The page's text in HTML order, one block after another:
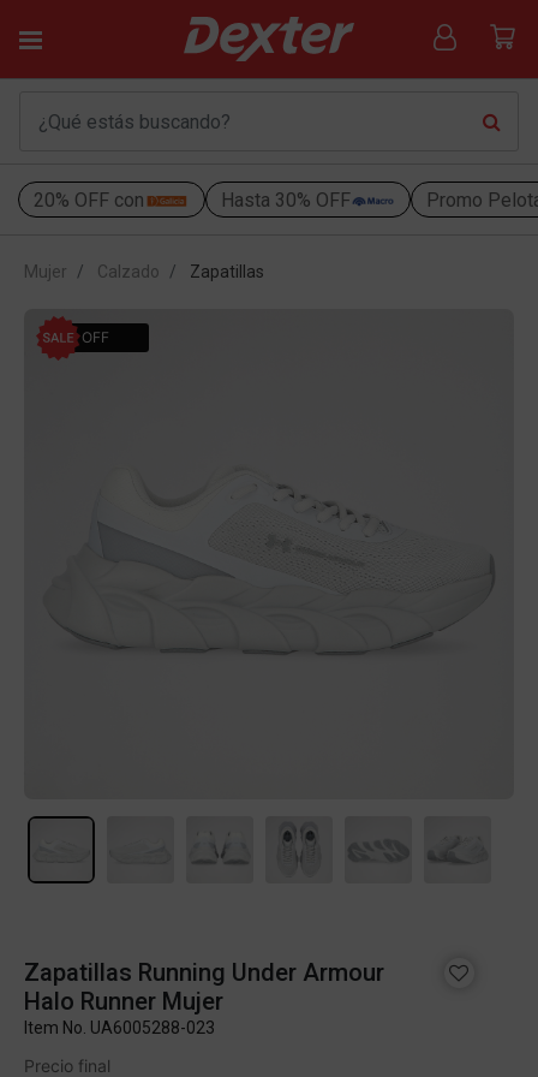
20% OFF con Hasta 30% OFF Promo
Mujer Calzado Zapatillas
20% OFF
Zapatillas Running Under Armour
Halo Runner Mujer
Item No. UA6005288-023
Precio final